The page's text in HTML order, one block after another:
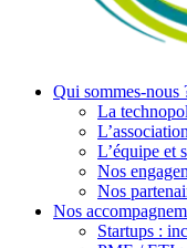
Qui sommes-nous
La
L’équipe et
Nos
Nos
Nos
Startups :